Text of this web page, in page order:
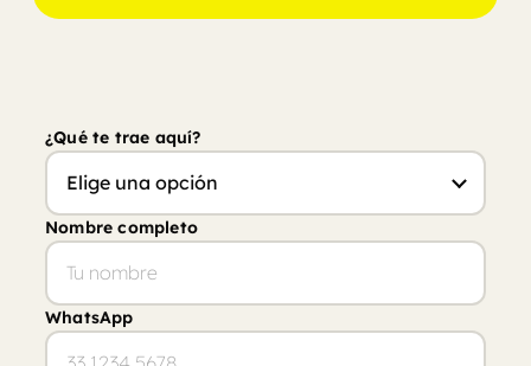
¿Qué te trae aquí?
Nombre completo
WhatsApp